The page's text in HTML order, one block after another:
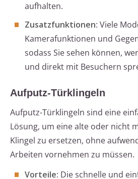
aufhalten.
Zusatzfunktionen: Viele
Kamerafunktionen und
sodass Sie sehen können,
und direkt mit Besuchern
Aufputz-Türklingeln
Aufputz-Türklingeln sind eine
Lösung, um eine alte oder nicht
Klingel zu ersetzen, ohne
Arbeiten vornehmen zu müssen.
Vorteile: Die schnelle und